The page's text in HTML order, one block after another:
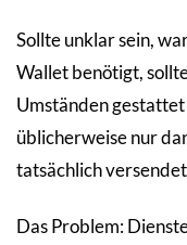
Sollte unklar sein,
Wallet benötigt,
Umständen
üblicherweise nur
tatsächlich
Das Problem: